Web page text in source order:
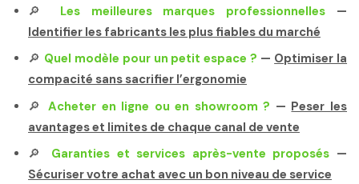
🔎 Les meilleures marques professionnelles —
Identifier les fabricants les plus fiables du marché
🔎 Quel modèle pour un petit espace ? — Optimiser la
compacité sans sacrifier l’ergonomie
🔎Acheter en ligne ou en showroom ? — Peser les
avantages et limites de chaque canal de vente
🔎 Garanties et services après-vente proposés —
Sécuriser votre achat avec un bon niveau de service